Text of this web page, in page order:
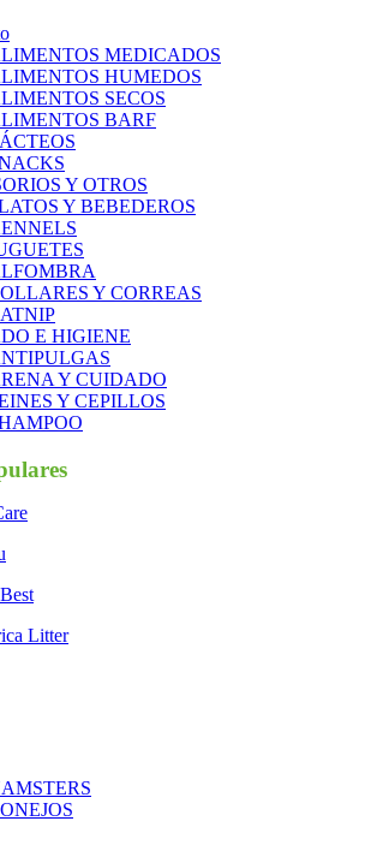
MEDICADOS
HUMEDOS
SECOS
BARF
Y OTROS
Y BEBEDEROS
Y CORREAS
E HIGIENE
Y CUIDADO
Y CEPILLOS